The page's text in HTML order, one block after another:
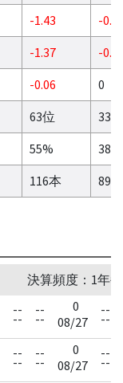
-1.43
-
-1.37
-
-0.06
0
63位
33位
55%
38%
116本 89本
決算頻度：1年
--
--
--
--
0
08/27
--
--
--
--
--
--
0
08/27
--
--